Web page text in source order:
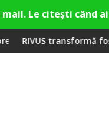
la Fashion Village
fosta platformă